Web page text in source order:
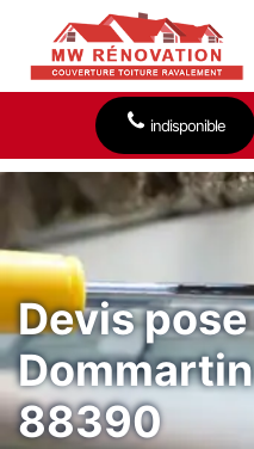
indisponible
Devis
88390